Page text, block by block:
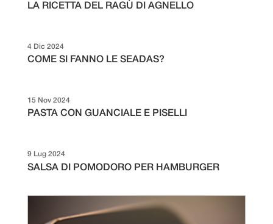
LA RICETTA DEL RAGÙ DI AGNELLO
COME SI FANNO LE SEADAS?
4 Dic 2024
PASTA CON GUANCIALE E PISELLI
15 Nov 2024
SALSA DI POMODORO PER HAMBURGER
9 Lug 2024